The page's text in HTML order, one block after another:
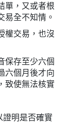
單，又或者根
易全不知情。
權交易，也沒
保存至少六個
六個月後才向
致使無法核實
證明是否確實